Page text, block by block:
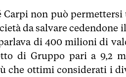
Carpi non può
da salvare
di 400 milioni di
di Gruppo pari a 9,2
che ottimi considerati i